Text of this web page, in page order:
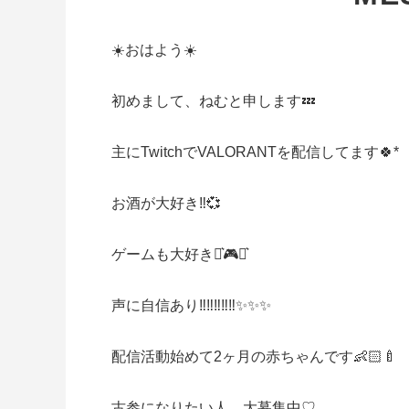
☀️おはよう☀️
初めまして、ねむと申します💤
主にTwitchでVALORANTを配信してます🍀*
お酒が大好き‼️💞
ゲームも大好き⋆͛🎮⋆͛
声に自信あり‼️‼️‼️‼️‼️✨✨✨
配信活動始めて2ヶ月の赤ちゃんです👶🏻🍼︎